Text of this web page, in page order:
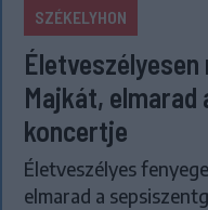
SZÉKELYHON
Majkát,
koncertje
Életveszélyes
elmarad a